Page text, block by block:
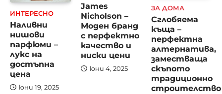
ИНТЕРЕСНО
Наливни
нишови
парфюми –
лукс на
достъпна
цена
юни 19, 2025
James
Nicholson –
Моден бранд
с перфектно
качество и
ниски цени
юни 4, 2025
ЗА ДОМА
Сглобяема
къща –
перфектна
алтернатива,
заместваща
скъпото
традиционно
строителство